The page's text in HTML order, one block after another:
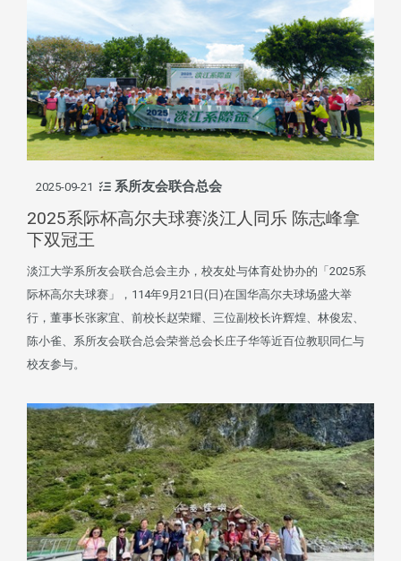
2025-09-21 系所友会联合总会
2025系际杯高尔夫球赛淡江人同乐 陈志峰拿
下双冠王
淡江大学系所友会联合总会主办，校友处与体育处协办的「2025系
际杯高尔夫球赛」，114年9月21日(日)在国华高尔夫球场盛大举
行，董事长张家宜、前校长赵荣耀、三位副校长许辉煌、林俊宏、
陈小雀、系所友会联合总会荣誉总会长庄子华等近百位教职同仁与
校友参与。